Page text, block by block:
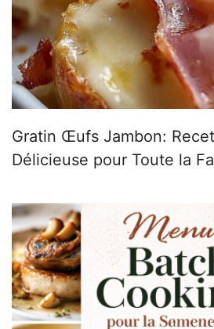
Gratin Œufs Jambon:
Délicieuse pour Toute la